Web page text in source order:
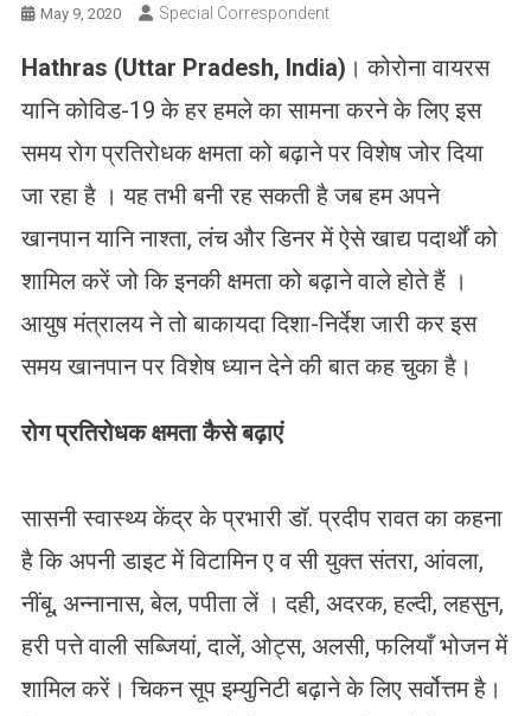
May 9, 2020 Special Correspondent
Hathras (Uttar Pradesh, India) । कोरोना वायरस
यानि कोविड-19 के हर हमले का सामना करने के लिए इस
समय रोग प्रतिरोधक क्षमता को बढ़ाने पर विशेष जोर दिया
जा रहा है । यह तभी बनी रह सकती है जब हम अपने
खानपान यानि नाश्ता, लंच और डिनर में ऐसे खाद्य पदार्थों को
शामिल करें जो कि इनकी क्षमता को बढ़ाने वाले होते हैं ।
आयुष मंत्रालय ने तो बाकायदा दिशा-निर्देश जारी कर इस
समय खानपान पर विशेष ध्यान देने की बात कह चुका है।
रोग प्रतिरोधक क्षमता कैसे बढ़ाएं
सासनी स्वास्थ्य केंद्र के प्रभारी डॉ. प्रदीप रावत का कहना
है कि अपनी डाइट में विटामिन ए व सी युक्त संतरा, आंवला,
नींबू, अन्नानास, बेल, पपीता लें । दही, अदरक, हल्दी, लहसुन,
हरी पत्ते वाली सब्जियां, दालें, ओट्स, अलसी, फलियाँ भोजन में
शामिल करें। चिकन सूप इम्युनिटी बढ़ाने के लिए सर्वोत्तम है।